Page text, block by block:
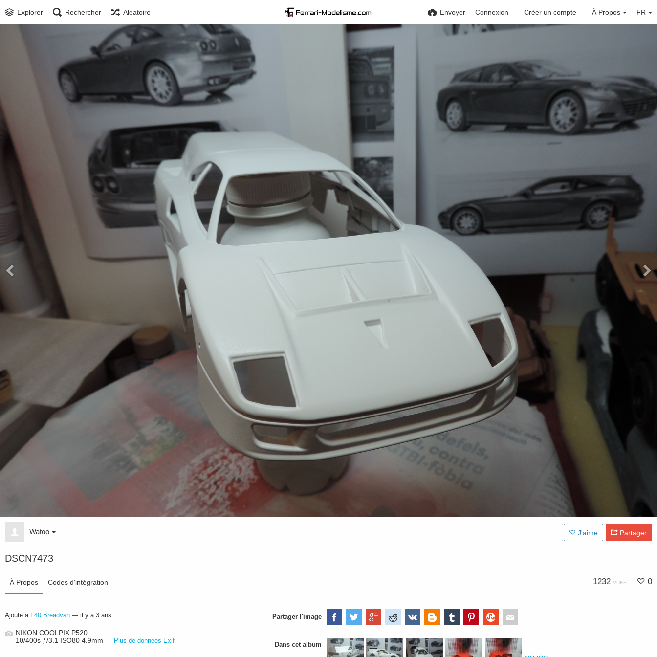
Explorer Rechercher Aléatoire Envoyer Connexion Créer un compte À Propos FR
Watoo J'aime Partager
DSCN7473
À Propos Codes d'intégration 1232 VUES 0
Ajouté à F40 Breadvan — il y a 3 ans
NIKON COOLPIX P520
10/400s ƒ/3.1 ISO80 4.9mm — Plus de données Exif
Partager l'image
Dans cet album